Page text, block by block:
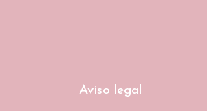
Aviso legal